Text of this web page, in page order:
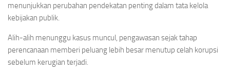
menunjukkan perubahan pendekatan penting dalam tata kelola
kebijakan publik.
Alih-alih menunggu kasus muncul, pengawasan sejak tahap
perencanaan memberi peluang lebih besar menutup celah korupsi
sebelum kerugian terjadi.